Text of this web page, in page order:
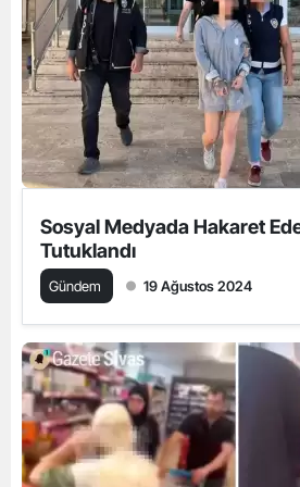
Sosyal Medyada Hakaret
Tutuklandı
Gündem 19 Ağustos 2024